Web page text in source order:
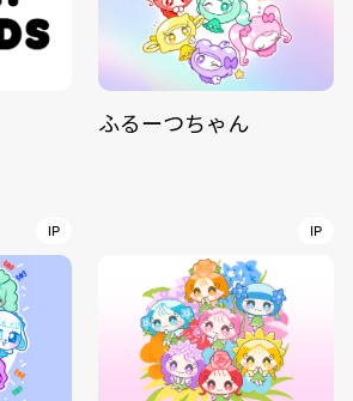
ふるーつちゃん
IP IP